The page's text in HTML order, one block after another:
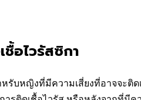
อไวรัสซิกา
บหญิงที่มีความเสี่ยงที่อาจจะติด